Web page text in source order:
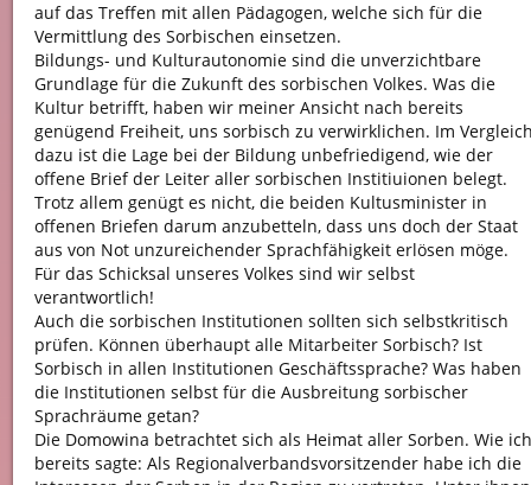
auf das Treffen mit allen Pädagogen, welche sich für die
Vermittlung des Sorbischen einsetzen.
Bildungs- und Kulturautonomie sind die unverzichtbare
Grundlage für die Zukunft des sorbischen Volkes. Was die
Kultur betrifft, haben wir meiner Ansicht nach bereits
genügend Freiheit, uns sorbisch zu verwirklichen. Im
dazu ist die Lage bei der Bildung unbefriedigend, wie der
offene Brief der Leiter aller sorbischen Institiuionen belegt.
Trotz allem genügt es nicht, die beiden Kultusminister in
offenen Briefen darum anzubetteln, dass uns doch der Staat
aus von Not unzureichender Sprachfähigkeit erlösen möge.
Für das Schicksal unseres Volkes sind wir selbst
verantwortlich!
Auch die sorbischen Institutionen sollten sich selbstkritisch
prüfen. Können überhaupt alle Mitarbeiter Sorbisch? Ist
Sorbisch in allen Institutionen Geschäftssprache? Was haben
die Institutionen selbst für die Ausbreitung sorbischer
Sprachräume getan?
Die Domowina betrachtet sich als Heimat aller Sorben. Wie ich
bereits sagte: Als Regionalverbandsvorsitzender habe ich die